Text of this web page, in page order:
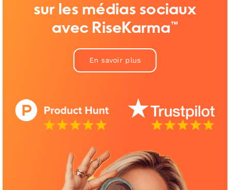
sur les médias sociaux
avec RiseKarma™
En savoir plus